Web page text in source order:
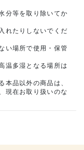
分等を取り除いてか
れたりしないでくだ
い場所で使用・保管
温多湿となる場所は
本品以外の商品は、
現在お取り扱いのな